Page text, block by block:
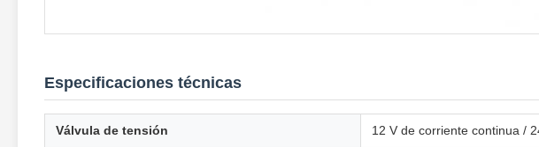
Especificaciones técnicas
Válvula de tensión 12 V de corriente continua /